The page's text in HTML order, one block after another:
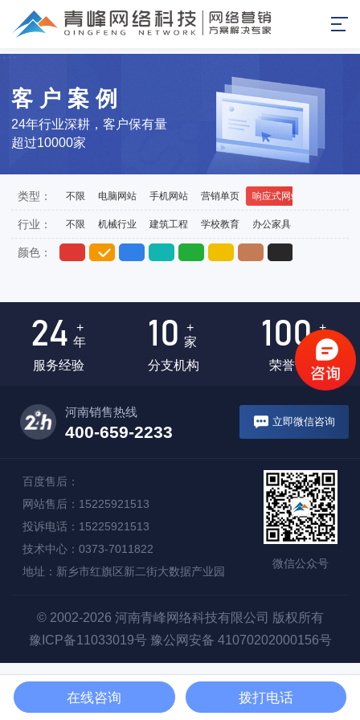
24年行业深耕，客户保有量
超过10000家
客户案例
类型： 不限 电脑网站 手机网站 营销单页 响应式网站
行业： 不限 机械行业 建筑工程 学校教育 办公家具
颜色：
24
+
年
服务经验
10
+
家
分支机构
100 +
项
荣誉证书
河南销售热线
400-659-2233
立即微信咨询
百度售后：
网站售后：15225921513
投诉电话：15225921513
技术中心：0373-7011822
地址：新乡市红旗区新二街大数据产业园
微信公众号
© 2002-2026 河南青峰网络科技有限公司 版权所有
豫ICP备11033019号 豫公网安备 41070202000156号
在线咨询 拨打电话